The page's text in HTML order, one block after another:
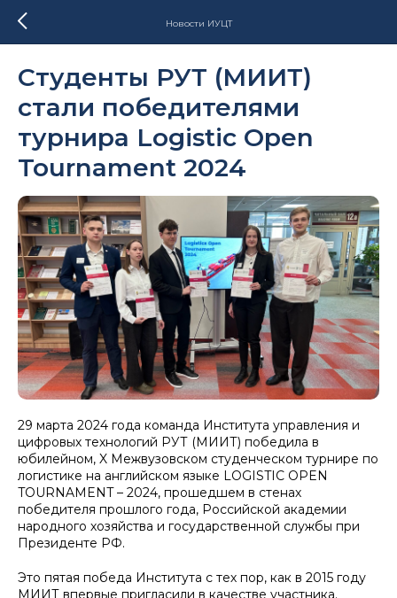
Новости ИУЦТ
Студенты РУТ (МИИТ)
стали победителями
турнира Logistic Open
Tournament 2024
29 марта 2024 года команда Института управления и
цифровых технологий РУТ (МИИТ) победила в
юбилейном, X Межвузовском студенческом турнире по
логистике на английском языке LOGISTIC OPEN
TOURNAMENT – 2024, прошедшем в стенах
победителя прошлого года, Российской академии
народного хозяйства и государственной службы при
Президенте РФ.
Это пятая победа Института с тех пор, как в 2015 году
МИИТ впервые пригласили в качестве участника.